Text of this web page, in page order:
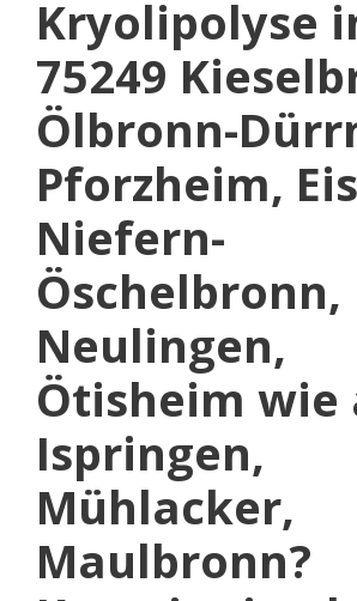
Kryolipolyse
75249
Ölbronn-
Pforzheim,
Niefern-
Öschelbronn,
Neulingen,
Ötisheim wie
Ispringen,
Mühlacker,
Maulbronn?